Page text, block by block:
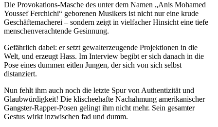
Die Provokations-Masche des unter dem Namen „Anis Mohamed
Youssef Ferchichi“ geborenen Musikers ist nicht nur eine krude
Geschäftemacherei – sondern zeigt in vielfacher Hinsicht eine tiefe
menschenverachtende Gesinnung.
Gefährlich dabei: er setzt gewalterzeugende Projektionen in die
Welt, und erzeugt Hass. Im Interview begibt er sich danach in die
Pose eines dummen eitlen Jungen, der sich von sich selbst
distanziert.
Nun fehlt ihm auch noch die letzte Spur von Authentizität und
Glaubwürdigkeit! Die klischeehafte Nachahmung amerikanischer
Gangster-Rapper-Posen gelingt ihm nicht mehr. Sein gesamter
Gestus wirkt inzwischen fad und dumm.